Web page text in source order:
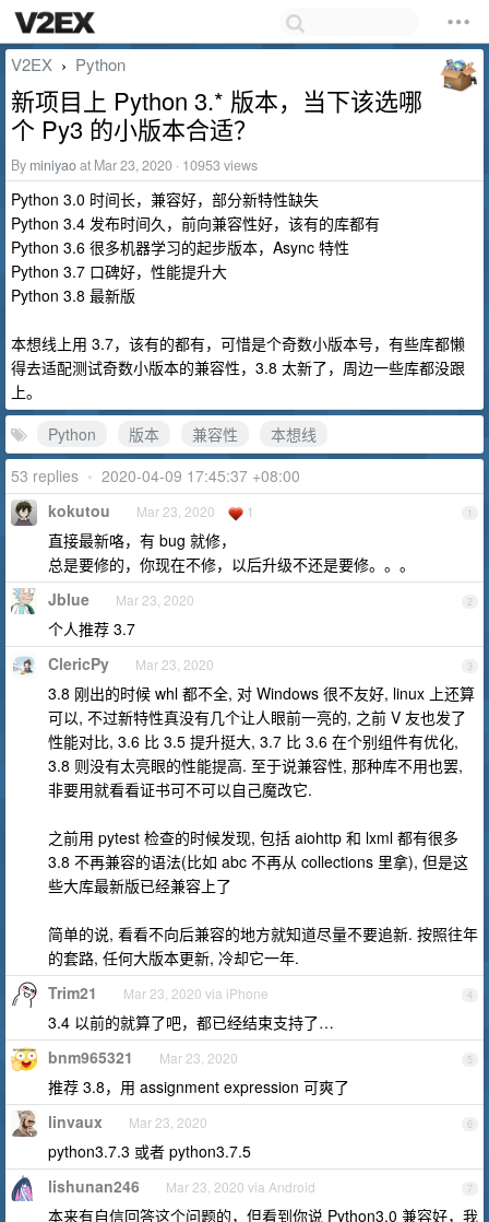
V2EX › Python
新项目上 Python 3.* 版本，当下该选哪
个 Py3 的小版本合适？
By miniyaoat Mar 23, 2020 · 10953 views
Python 3.0 时间长，兼容好，部分新特性缺失
Python 3.4 发布时间久，前向兼容性好，该有的库都有
Python 3.6 很多机器学习的起步版本，Async 特性
Python 3.7 口碑好，性能提升大
Python 3.8 最新版
本想线上用 3.7，该有的都有，可惜是个奇数小版本号，有些库都懒
得去适配测试奇数小版本的兼容性，3.8 太新了，周边一些库都没跟
上。
Python
版本 兼容性
本想线
53 replies • 2020-04-09 17:45:37 +08:00
1
kokutou Mar 23, 2020 1
直接最新咯，有 bug 就修，
总是要修的，你现在不修，以后升级不还是要修。。。
2
Jblue Mar 23, 2020
个人推荐 3.7
3
ClericPy Mar 23, 2020
3.8 刚出的时候 whl 都不全, 对 Windows 很不友好, linux 上还算
可以, 不过新特性真没有几个让人眼前一亮的, 之前 V 友也发了
性能对比, 3.6 比 3.5 提升挺大, 3.7 比 3.6 在个别组件有优化,
3.8 则没有太亮眼的性能提高. 至于说兼容性, 那种库不用也罢,
非要用就看看证书可不可以自己魔改它.
之前用 pytest 检查的时候发现, 包括 aiohttp 和 lxml 都有很多
3.8 不再兼容的语法(比如 abc 不再从 collections 里拿), 但是这
些大库最新版已经兼容上了
简单的说, 看看不向后兼容的地方就知道尽量不要追新. 按照往年
的套路, 任何大版本更新, 冷却它一年.
4
Trim21 Mar 23, 2020 via iPhone
3.4 以前的就算了吧，都已经结束支持了…
5
bnm965321 Mar 23, 2020
推荐 3.8，用 assignment expression 可爽了
6
linvaux Mar 23, 2020
python3.7.3 或者 python3.7.5
7
lishunan246 Mar 23, 2020 via Android
本来有自信回答这个问题的，但看到你说 Python3.0 兼容好，我